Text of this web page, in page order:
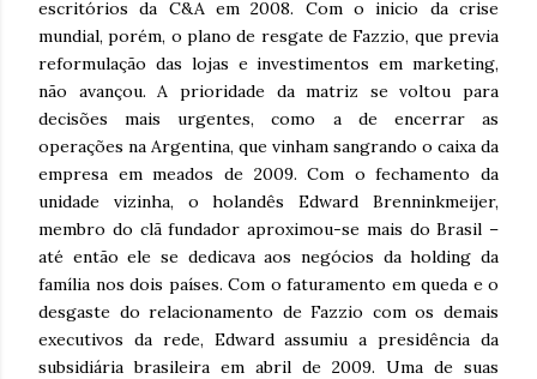
escritórios da C&A em 2008. Com o inicio da crise
mundial, porém, o plano de resgate de Fazzio, que previa
reformulação das lojas e investimentos em marketing,
não avançou. A prioridade da matriz se voltou para
decisões mais urgentes, como a de encerrar as
operações na Argentina, que vinham sangrando o caixa da
empresa em meados de 2009. Com o fechamento da
unidade vizinha, o holandês Edward Brenninkmeijer,
membro do clã fundador aproximou-se mais do Brasil –
até então ele se dedicava aos negócios da holding da
família nos dois países. Com o faturamento em queda e o
desgaste do relacionamento de Fazzio com os demais
executivos da rede, Edward assumiu a presidência da
subsidiária brasileira em abril de 2009. Uma de suas